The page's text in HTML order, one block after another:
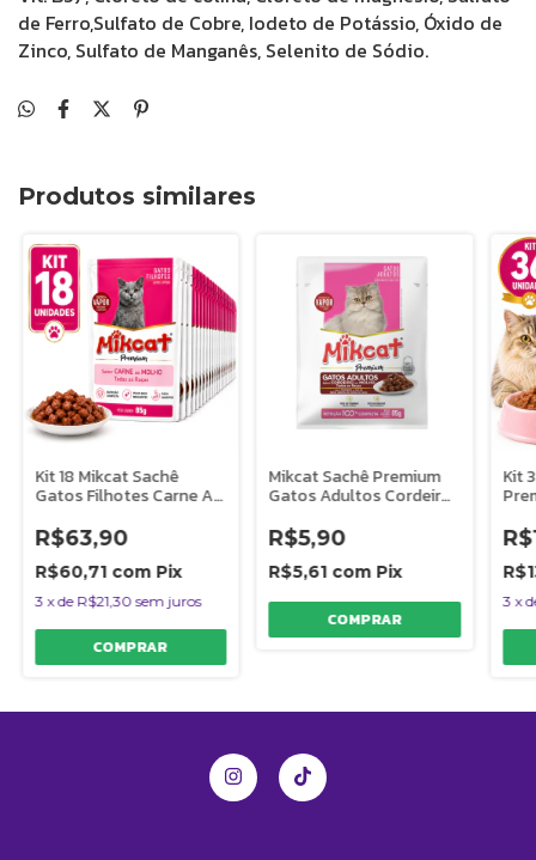
de Ferro,Sulfato de Cobre, Iodeto de Potássio, Óxido de
Zinco, Sulfato de Manganês, Selenito de Sódio.
Produtos similares
Kit 18 Mikcat Sachê
Gatos Filhotes Carne Ao
R$63,90
R$60,71 com Pix
3 xde R$21,30 sem juros
Mikcat Sachê Premium
Gatos Adultos Cordeiro
R$5,90
R$5,61 com Pix
Kit
3 x